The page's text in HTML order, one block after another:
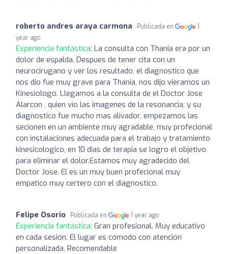
roberto andres araya carmona Publicada en
1
year ago
Experiencia fantástica: La consulta con Thania era por un
dolor de espalda. Despues de tener cita con un
neurocirugano y ver los resultado, el diagnostico que
nos dio fue muy grave para Thania, nos dijo vieramos un
Kinesiologo. Llegamos a la consulta de el Doctor Jose
Alarcon , quien vio las imagenes de la resonancia, y su
diagnostico fue mucho mas alivador, empezamos las
secionen en un ambiente muy agradable, muy profecional
con instalaciones adecuada para el trabajo y tratamiento
kinesicologico, en 10 dias de terapia se logro el objetivo
para eliminar el dolor.Estamos muy agradecido del
Doctor Jose. El es un muy buen profecional muy
empatico muy certero con el diagnostico.
Felipe Osorio Publicada en 1 year ago
Experiencia fantástica: Gran profesional. Muy educativo
en cada sesión. El lugar es cómodo con atención
personalizada. Recomendable